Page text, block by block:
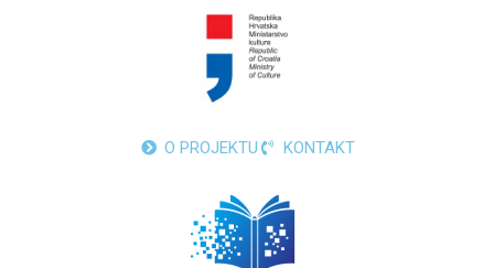
O PROJEKTU KONTAKT